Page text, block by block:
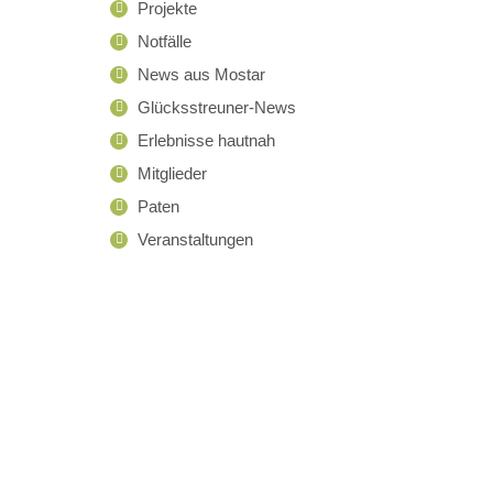
Projekte
Notfälle
News aus Mostar
Glücksstreuner-News
Erlebnisse hautnah
Mitglieder
Paten
Veranstaltungen